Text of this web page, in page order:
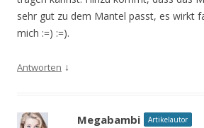
sehr gut zu dem Mantel passt, es wirkt
mich :=) :=).
Antworten ↓
Megabambi Artikelautor